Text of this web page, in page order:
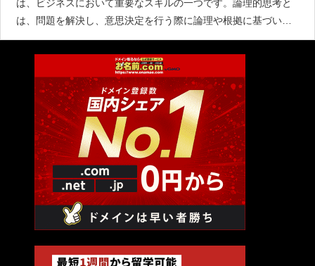
は、ビジネスにおいて重要なスキルの一つです。論理的思考と
は、問題を解決し、意思決定を行う際に論理や根拠に基づいた
冷静な判断を行う能力のことを指します。ビジネスの成果や組
織の効率向上に